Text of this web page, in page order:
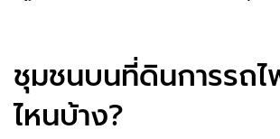
ชุมชนบนที่ดินการรถ
ไหนบ้าง?